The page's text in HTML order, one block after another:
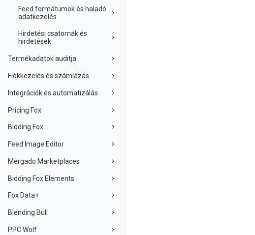
Feed formátumok és haladó
adatkezelés
Hirdetési csatornák és
hirdetések
Termékadatok auditja
Fiókkezelés és számlázás
Integrációk és automatizálás
Pricing Fox
Bidding Fox
Feed Image Editor
Mergado Marketplaces
Bidding Fox Elements
Fox Data+
Blending Bull
PPC Wolf